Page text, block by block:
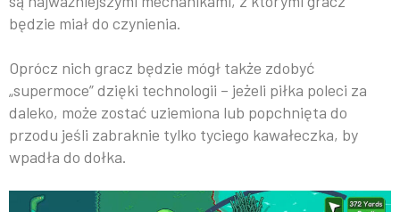
będzie miał do czynienia.
Oprócz nich gracz będzie mógł także zdobyć
„supermoce” dzięki technologii – jeżeli piłka poleci za
daleko, może zostać uziemiona lub popchnięta do
przodu jeśli zabraknie tylko tyciego kawałeczka, by
wpadła do dołka.